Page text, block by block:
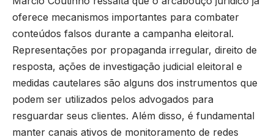
oferece mecanismos importantes para combater
conteúdos falsos durante a campanha eleitoral.
Representações por propaganda irregular, direito de
resposta, ações de investigação judicial eleitoral e
medidas cautelares são alguns dos instrumentos que
podem ser utilizados pelos advogados para
resguardar seus clientes. Além disso, é fundamental
manter canais ativos de monitoramento de redes